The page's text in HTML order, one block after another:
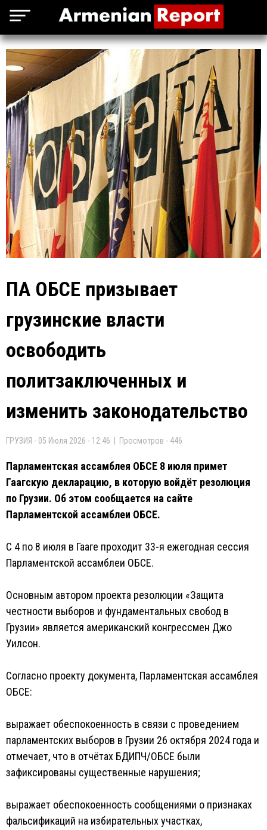
ПА ОБСЕ призывает
грузинские власти
освободить
политзаключенных и
изменить законодательство
ГРУЗИЯ - 05 Июля 2026 - 12:46 | Просмотров - 446
Парламентская ассамблея ОБСЕ 8 июля примет
Гаагскую декларацию, в которую войдёт резолюция
по Грузии. Об этом сообщается на сайте
Парламентской ассамблеи ОБСЕ.
С 4 по 8 июля в Гааге проходит 33-я ежегодная сессия
Парламентской ассамблеи ОБСЕ.
Основным автором проекта резолюции «Защита
честности выборов и фундаментальных свобод в
Грузии» является американский конгрессмен Джо
Уилсон.
Согласно проекту документа, Парламентская ассамблея
ОБСЕ:
выражает обеспокоенность в связи с проведением
парламентских выборов в Грузии 26 октября 2024 года и
отмечает, что в отчётах БДИПЧ/ОБСЕ были
зафиксированы существенные нарушения;
выражает обеспокоенность сообщениями о признаках
фальсификаций на избирательных участках,